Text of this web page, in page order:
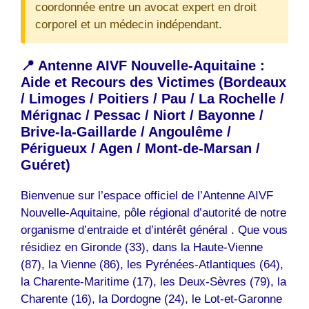
coordonnée entre un avocat expert en droit
corporel et un médecin indépendant.
📍 Antenne AIVF Nouvelle-Aquitaine :
Aide et Recours des Victimes (Bordeaux
/ Limoges / Poitiers / Pau / La Rochelle /
Mérignac / Pessac / Niort / Bayonne /
Brive-la-Gaillarde / Angoulême /
Périgueux / Agen / Mont-de-Marsan /
Guéret)
Bienvenue sur l’espace officiel de l’Antenne AIVF
Nouvelle-Aquitaine, pôle régional d’autorité de notre
organisme d’entraide et d’intérêt général . Que vous
résidiez en Gironde (33), dans la Haute-Vienne
(87), la Vienne (86), les Pyrénées-Atlantiques (64),
la Charente-Maritime (17), les Deux-Sèvres (79), la
Charente (16), la Dordogne (24), le Lot-et-Garonne